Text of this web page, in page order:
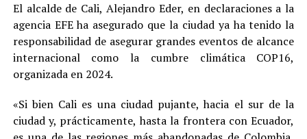
El alcalde de Cali, Alejandro Eder, en declaraciones a la
agencia EFE ha asegurado que la ciudad ya ha tenido la
responsabilidad de asegurar grandes eventos de alcance
internacional como la cumbre climática COP16,
organizada en 2024.
«Si bien Cali es una ciudad pujante, hacia el sur de la
ciudad y, prácticamente, hasta la frontera con Ecuador,